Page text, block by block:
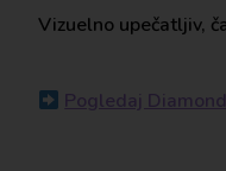
Vizuelno upečatljiv,
Pogledaj